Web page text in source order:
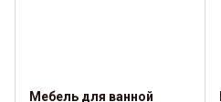
Мебель для ванной